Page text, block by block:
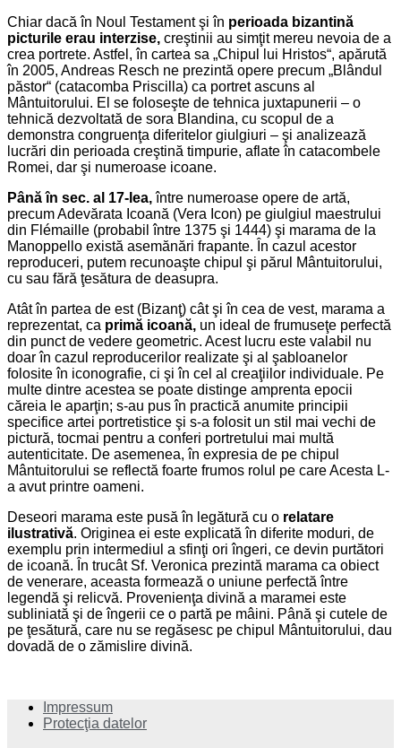
Chiar dacă în Noul Testament şi în perioada bizantină
picturile erau interzise, creştinii au simţit mereu nevoia de a
crea portrete. Astfel, în cartea sa „Chipul lui Hristos“, apărută
în 2005, Andreas Resch ne prezintă opere precum „Blândul
păstor“ (catacomba Priscilla) ca portret ascuns al
Mântuitorului. El se foloseşte de tehnica juxtapunerii – o
tehnică dezvoltată de sora Blandina, cu scopul de a
demonstra congruenţa diferitelor giulgiuri – şi analizează
lucrări din perioada creştină timpurie, aflate în catacombele
Romei, dar şi numeroase icoane.
Până în sec. al 17-lea,între numeroase opere de artă,
precum Adevărata Icoană (Vera Icon) pe giulgiul maestrului
din Flémaille (probabil între 1375 şi 1444) şi marama de la
Manoppello există asemănări frapante. În cazul acestor
reproduceri, putem recunoaşte chipul şi părul Mântuitorului,
cu sau fără ţesătura de deasupra.
Atât în partea de est (Bizanţ) cât şi în cea de vest, marama a
reprezentat, ca primă icoană, un ideal de frumuseţe perfectă
din punct de vedere geometric. Acest lucru este valabil nu
doar în cazul reproducerilor realizate şi al şabloanelor
folosite în iconografie, ci şi în cel al creaţiilor individuale. Pe
multe dintre acestea se poate distinge amprenta epocii
căreia le aparţin; s-au pus în practică anumite principii
specifice artei portretistice şi s-a folosit un stil mai vechi de
pictură, tocmai pentru a conferi portretului mai multă
autenticitate. De asemenea, în expresia de pe chipul
Mântuitorului se reflectă foarte frumos rolul pe care Acesta L-
a avut printre oameni.
Deseori marama este pusă în legătură cu o relatare
ilustrativă. Originea ei este explicată în diferite moduri, de
exemplu prin intermediul a sfinţi ori îngeri, ce devin purtători
de icoană. În trucât Sf. Veronica prezintă marama ca obiect
de venerare, aceasta formează o uniune perfectă între
legendă şi relicvă. Provenienţa divină a maramei este
subliniată şi de îngerii ce o partă pe mâini. Până şi cutele de
pe ţesătură, care nu se regăsesc pe chipul Mântuitorului, dau
dovadă de o zămislire divină.
Impressum
Protecţia datelor